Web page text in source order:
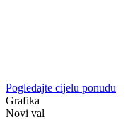
Pogledajte cijelu ponudu
Grafika
Novi val